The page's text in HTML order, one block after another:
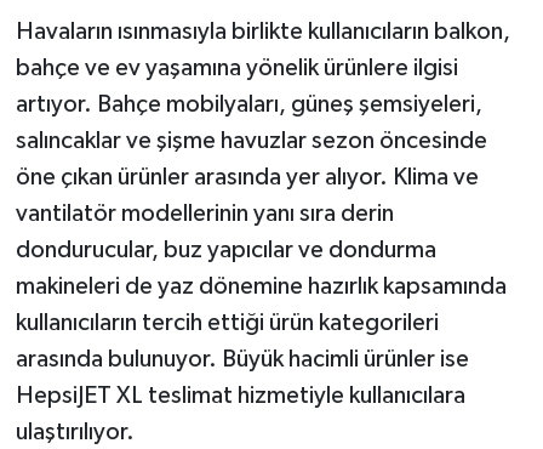
Havaların ısınmasıyla birlikte kullanıcıların balkon,
bahçe ve ev yaşamına yönelik ürünlere ilgisi
artıyor. Bahçe mobilyaları, güneş şemsiyeleri,
salıncaklar ve şişme havuzlar sezon öncesinde
öne çıkan ürünler arasında yer alıyor. Klima ve
vantilatör modellerinin yanı sıra derin
dondurucular, buz yapıcılar ve dondurma
makineleri de yaz dönemine hazırlık kapsamında
kullanıcıların tercih ettiği ürün kategorileri
arasında bulunuyor. Büyük hacimli ürünler ise
HepsiJET XL teslimat hizmetiyle kullanıcılara
ulaştırılıyor.